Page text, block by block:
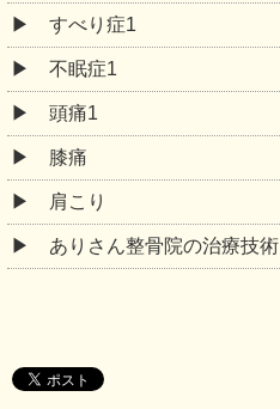
すべり症1
不眠症1
頭痛1
膝痛
肩こり
ありさん整骨院の治療技術